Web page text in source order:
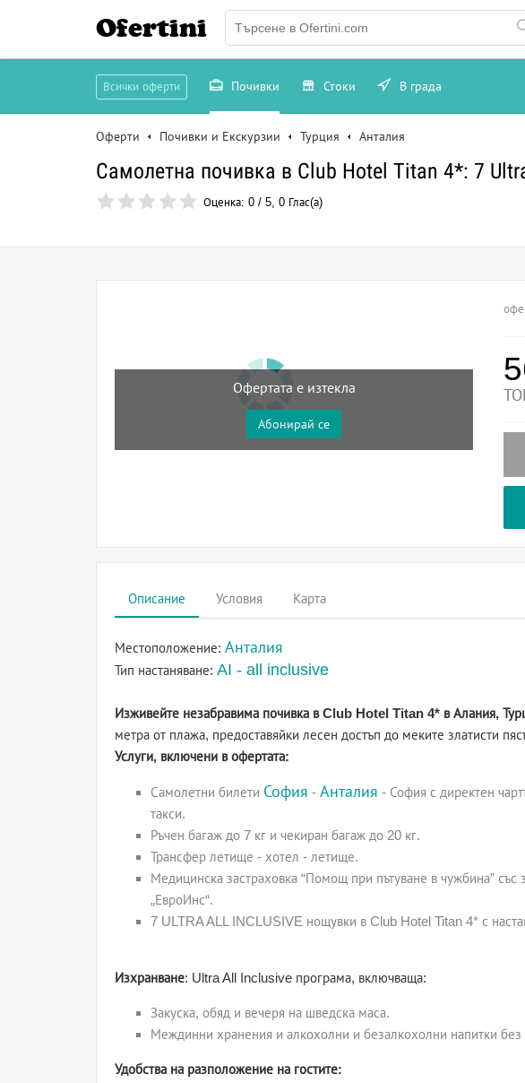
Ofertini
Всички оферти Почивки Стоки В града
Оферти Почивки и Екскурзии Турция Анталия
Самолетна почивка в Club Hotel Titan 4*: 7
Оценка: 0 / 5, 0 Глас(а)
Офертата е изтекла
Абонирай се
Описание Условия Карта
Местоположение: Анталия
Тип настаняване: AI - all inclusive
Изживейте незабравима почивка в Club Hotel Titan 4* в Алания,
метра от плажа, предоставяйки лесен достъп до меките златисти
Услуги, включени в офертата:
Самолетни билети София - Анталия - София с директен
такси.
Ръчен багаж до 7 кг и чекиран багаж до 20 кг.
Трансфер летище - хотел - летище.
Медицинска застраховка “Помощ при пътуване в чужбина” със
„ЕвроИнс“.
7 ULTRA ALL INCLUSIVE нощувки в Club Hotel Titan 4* с
Изхранване: Ultra All Inclusive програма, включваща:
Закуска, обяд и вечеря на шведска маса.
Междинни хранения и алкохолни и безалкохолни напитки без
Удобства на разположение на гостите: